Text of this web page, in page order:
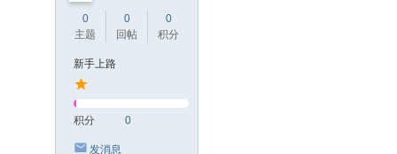
0
主题
0
回帖
0
积分
新手上路
积分 0
发消息